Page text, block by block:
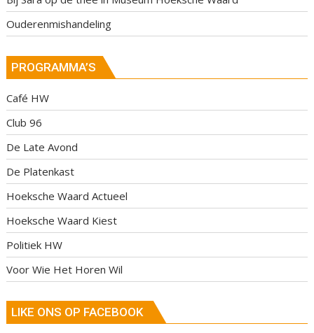
Ouderenmishandeling
PROGRAMMA’S
Café HW
Club 96
De Late Avond
De Platenkast
Hoeksche Waard Actueel
Hoeksche Waard Kiest
Politiek HW
Voor Wie Het Horen Wil
LIKE ONS OP FACEBOOK